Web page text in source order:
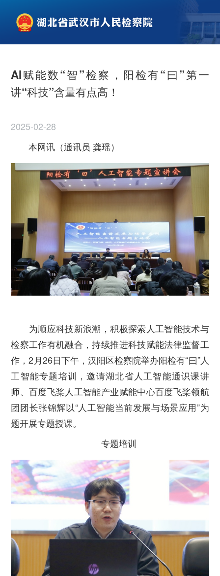
AI赋能数“智”检察，阳检有“曰”第一
讲“科技”含量有点高！
2025-02-28
本网讯（通讯员 龚瑶）
为顺应科技新浪潮，积极探索人工智能技术与
检察工作有机融合，持续推进科技赋能法律监督工
作，2月26日下午，汉阳区检察院举办阳检有“曰”人
工智能专题培训，邀请湖北省人工智能通识课讲
师、百度飞桨人工智能产业赋能中心百度飞桨领航
团团长张锦辉以“人工智能当前发展与场景应用”为
题开展专题授课。
专题培训